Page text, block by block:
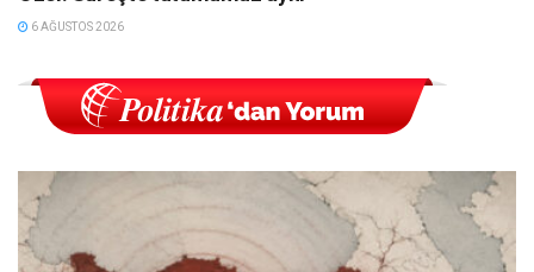
6 AĞUSTOS 2026